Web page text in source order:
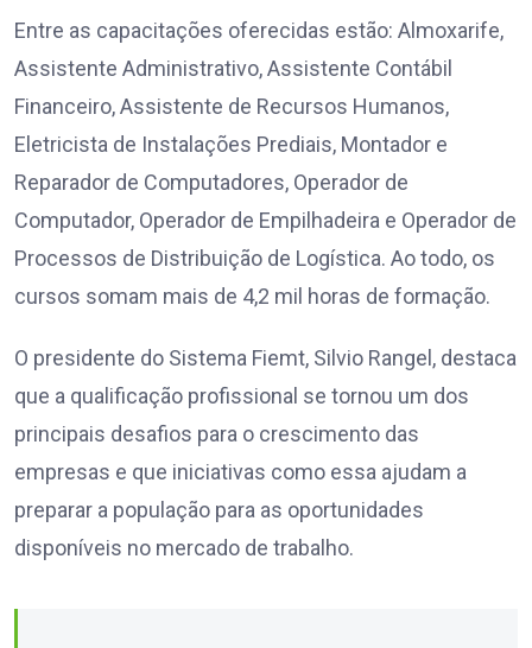
Entre as capacitações oferecidas estão: Almoxarife,
Assistente Administrativo, Assistente Contábil
Financeiro, Assistente de Recursos Humanos,
Eletricista de Instalações Prediais, Montador e
Reparador de Computadores, Operador de
Computador, Operador de Empilhadeira e Operador de
Processos de Distribuição de Logística. Ao todo, os
cursos somam mais de 4,2 mil horas de formação.
O presidente do Sistema Fiemt, Silvio Rangel, destaca
que a qualificação profissional se tornou um dos
principais desafios para o crescimento das
empresas e que iniciativas como essa ajudam a
preparar a população para as oportunidades
disponíveis no mercado de trabalho.